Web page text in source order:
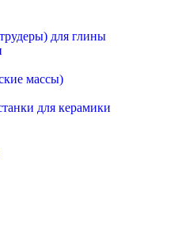
для глины
массы)
для керамики